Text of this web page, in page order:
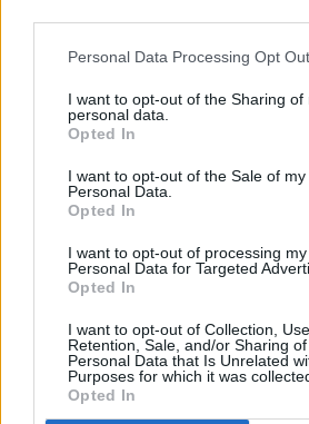
Personal Data Processing Opt
I want to opt-out of the Sharing of
personal data.
Opted In
I want to opt-out of the Sale of my
Personal Data.
Opted In
I want to opt-out of processing my
Personal Data for Targeted
Opted In
I want to opt-out of Collection, Use,
Retention, Sale, and/or Sharing
Personal Data that Is Unrelated
Purposes for which it was
Opted In
ΥΠΑΑΤ σε συνεργασία με τηΜονάδα
Υπουργείου Οικονομικών,
ανταγωνιστικότητα του αγροτικού
#Αρδευτικά έργα
#ΓΕΚ
#Ξάνθη
#ΣΔΙΤ